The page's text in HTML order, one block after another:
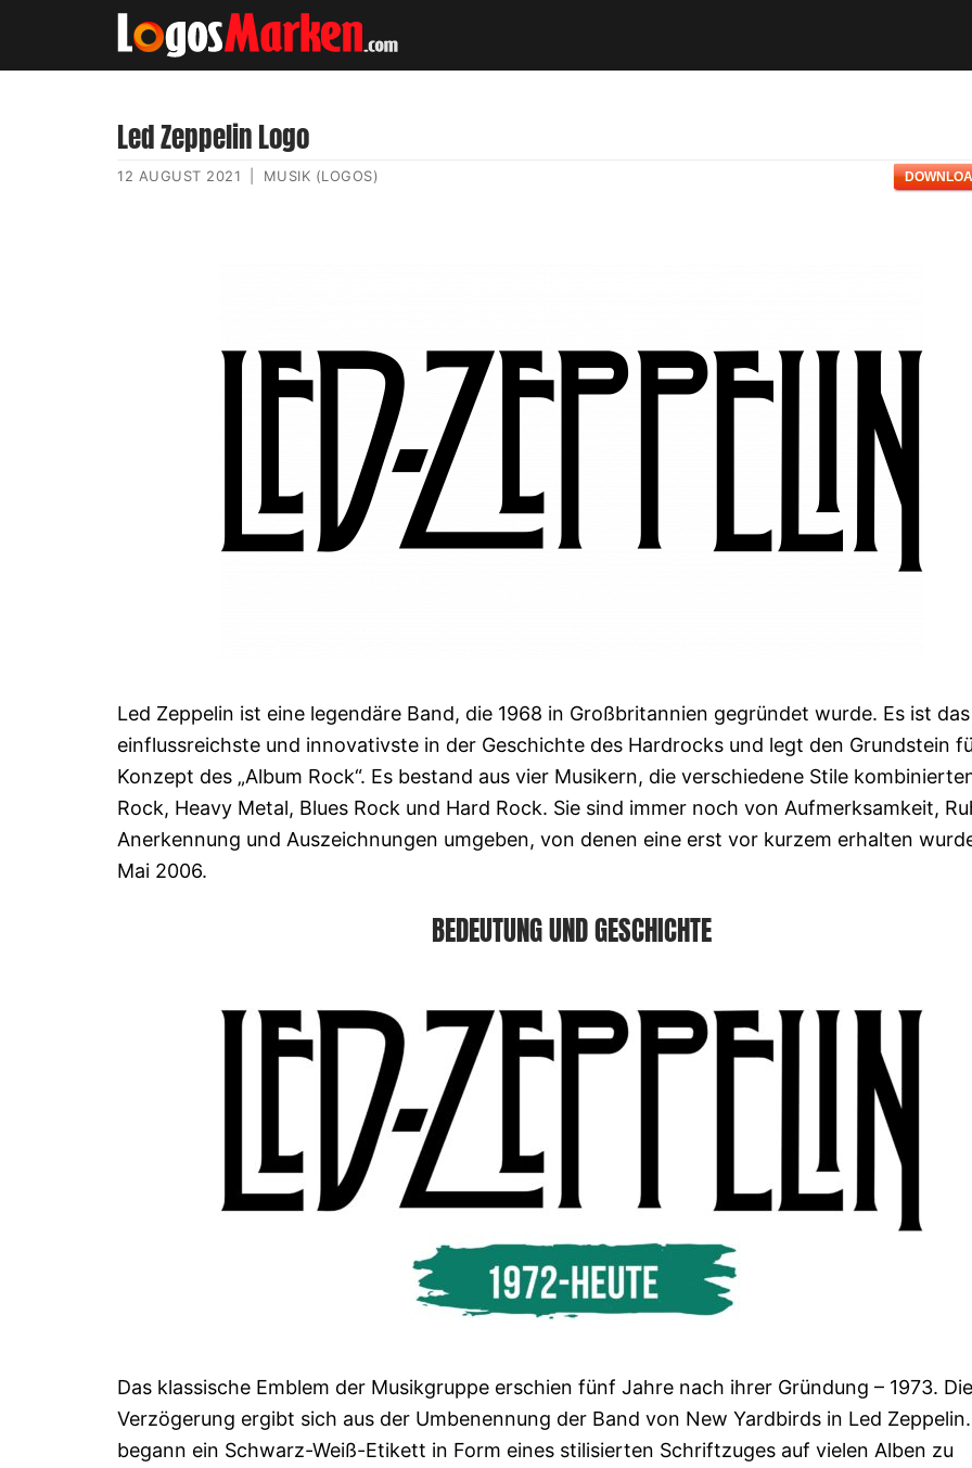
Led Zeppelin Logo
12 AUGUST 2021 MUSIK (LOGOS)
Led Zeppelin ist eine legendäre Band, die 1968 in Großbritannien gegründet wurde. Es ist das
einflussreichste und innovativste in der Geschichte des Hardrocks und legt den Grundstein
Konzept des „Album Rock“. Es bestand aus vier Musikern, die verschiedene Stile
Rock, Heavy Metal, Blues Rock und Hard Rock. Sie sind immer noch von Aufmerksamkeit,
Anerkennung und Auszeichnungen umgeben, von denen eine erst vor kurzem erhalten
Mai 2006.
BEDEUTUNG UND GESCHICHTE
Das klassische Emblem der Musikgruppe erschien fünf Jahre nach ihrer Gründung – 1973. Die
Verzögerung ergibt sich aus der Umbenennung der Band von New Yardbirds in Led
begann ein Schwarz-Weiß-Etikett in Form eines stilisierten Schriftzuges auf vielen Alben zu